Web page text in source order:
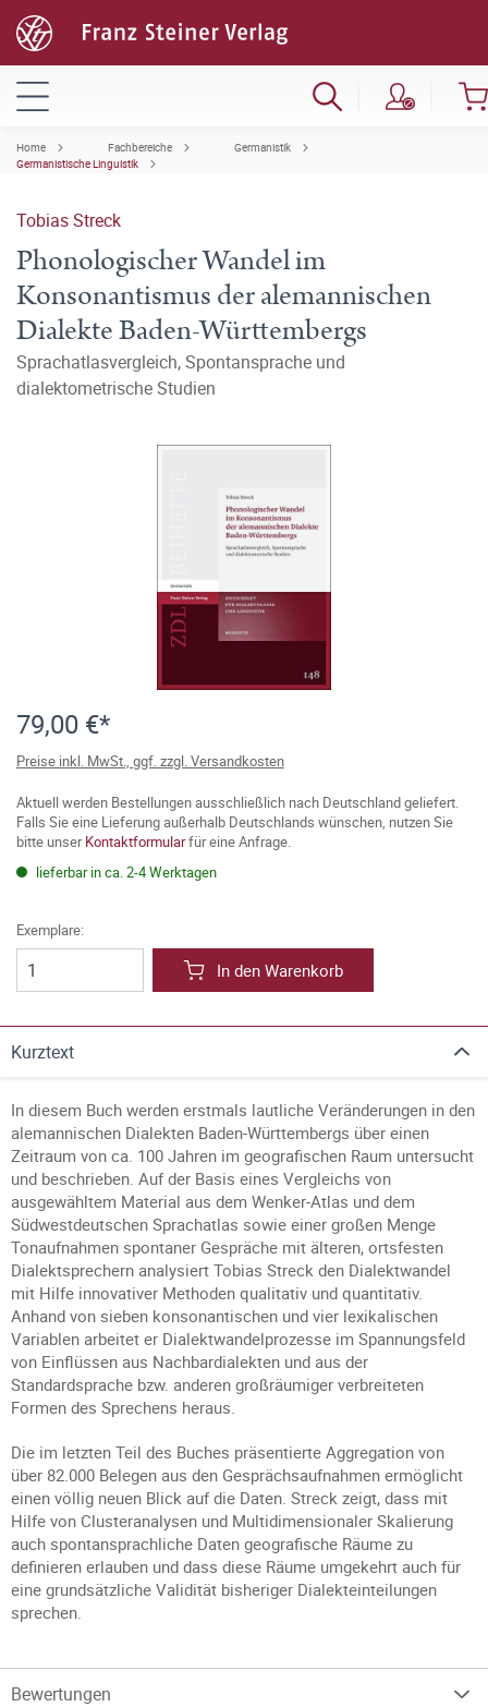
Home Fachbereiche
Germanistik
Germanistische Linguistik
Tobias Streck
Phonologischer Wandel im
Konsonantismus der alemannischen
Dialekte Baden-Württembergs
Sprachatlasvergleich, Spontansprache und
dialektometrische Studien
79,00 €*
Preise inkl. MwSt., ggf. zzgl. Versandkosten
Aktuell werden Bestellungen ausschließlich nach Deutschland geliefert.
Falls Sie eine Lieferung außerhalb Deutschlands wünschen, nutzen Sie
bitte unserKontaktformularfür eine Anfrage.
lieferbar in ca. 2-4 Werktagen
Exemplare:
In den Warenkorb
Kurztext
In diesem Buch werden erstmals lautliche Veränderungen in den
alemannischen Dialekten Baden-Württembergs über einen
Zeitraum von ca. 100 Jahren im geografischen Raum untersucht
und beschrieben. Auf der Basis eines Vergleichs von
ausgewähltem Material aus dem Wenker-Atlas und dem
Südwestdeutschen Sprachatlas sowie einer großen Menge
Tonaufnahmen spontaner Gespräche mit älteren, ortsfesten
Dialektsprechern analysiert Tobias Streck den Dialektwandel
mit Hilfe innovativer Methoden qualitativ und quantitativ.
Anhand von sieben konsonantischen und vier lexikalischen
Variablen arbeitet er Dialektwandelprozesse im Spannungsfeld
von Einflüssen aus Nachbardialekten und aus der
Standardsprache bzw. anderen großräumiger verbreiteten
Formen des Sprechens heraus.
Die im letzten Teil des Buches präsentierte Aggregation von
über 82.000 Belegen aus den Gesprächsaufnahmen ermöglicht
einen völlig neuen Blick auf die Daten. Streck zeigt, dass mit
Hilfe von Clusteranalysen und Multidimensionaler Skalierung
auch spontansprachliche Daten geografische Räume zu
definieren erlauben und dass diese Räume umgekehrt auch für
eine grundsätzliche Validität bisheriger Dialekteinteilungen
sprechen.
Bewertungen